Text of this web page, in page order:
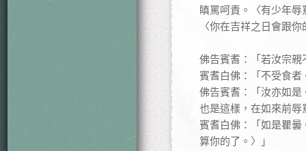
瞋罵呵責。〈有少年
〈你在吉祥之日會跟
佛告賓耆：「若汝宗
賓耆白佛：「不受食
佛告賓耆：「汝亦如
也是這樣，在如來前
賓耆白佛：「如是瞿
算你的了。〉」